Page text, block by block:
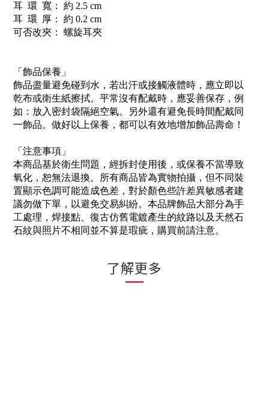
耳 環 寬： 約 2.5 cm
耳 環 厚： 約 0.2 cm
可否改夾： 螺旋耳夾
「飾品保養」
飾品盡量避免碰到水，若出汗或接觸液體時，應立即以
乾布或衛生紙擦拭。平常沒有配戴時，應妥善保存，例
如：放入密封袋隔絕空氣。另外還有避免長時間配戴同
一飾品。做好以上保養，都可以有效地增加飾品壽命！
「注意事項」
本商品基於衛生問題，經拆封使用後，或保養不當導致
氧化，恕無法退換。所有商品皆為實物拍攝，但不同裝
置顯示色調可能造成色差，對於顏色些許差異敏感者建
議勿做下單，以避免交易糾紛。本品牌飾品大部分為手
工處理，焊接點、復古仿舊電鍍產生的紋路以及天然石
石紋與照片不相同並不算是瑕疵，購買前請注意。
了解更多